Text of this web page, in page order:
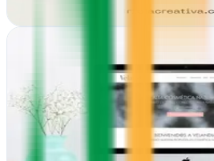
Ver ficha
Logroño, La Rioja
Expertos en diseño web y marketing
sitios y campañas que impulsan